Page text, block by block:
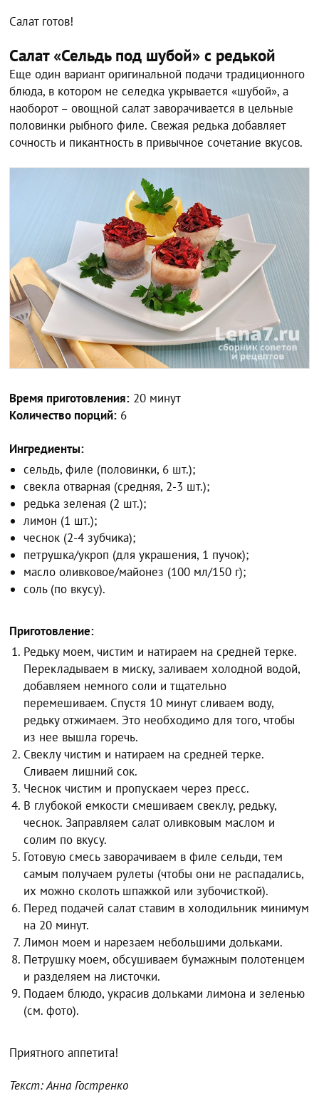
Салат готов!
Салат «Сельдь под шубой» с редькой
Еще один вариант оригинальной подачи традиционного
блюда, в котором не селедка укрывается «шубой», а
наоборот – овощной салат заворачивается в цельные
половинки рыбного филе. Свежая редька добавляет
сочность и пикантность в привычное сочетание вкусов.
Время приготовления: 20 минут
Количество порций: 6
Ингредиенты:
сельдь, филе (половинки, 6 шт.);
свекла отварная (средняя, 2-3 шт.);
редька зеленая (2 шт.);
лимон (1 шт.);
чеснок (2-4 зубчика);
петрушка/укроп (для украшения, 1 пучок);
масло оливковое/майонез (100 мл/150 г);
соль (по вкусу).
Приготовление:
Редьку моем, чистим и натираем на средней терке.
Перекладываем в миску, заливаем холодной водой,
добавляем немного соли и тщательно
перемешиваем. Спустя 10 минут сливаем воду,
редьку отжимаем. Это необходимо для того, чтобы
из нее вышла горечь.
Свеклу чистим и натираем на средней терке.
Сливаем лишний сок.
Чеснок чистим и пропускаем через пресс.
В глубокой емкости смешиваем свеклу, редьку,
чеснок. Заправляем салат оливковым маслом и
солим по вкусу.
Готовую смесь заворачиваем в филе сельди, тем
самым получаем рулеты (чтобы они не распадались,
их можно сколоть шпажкой или зубочисткой).
Перед подачей салат ставим в холодильник минимум
на 20 минут.
Лимон моем и нарезаем небольшими дольками.
Петрушку моем, обсушиваем бумажным полотенцем
и разделяем на листочки.
Подаем блюдо, украсив дольками лимона и зеленью
(см. фото).
Приятного аппетита!
Текст: Анна Гостренко